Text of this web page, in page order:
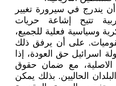
يندرج في سيرورة تغيير
تتيح إشاعة حريات
وسياسية فعلية للجميع،
على أن يرفق ذلك
اسرائيل حق العودة، إذا
الاصلية، مع ضمان حقوق
الحاليين. بذلك يمكن